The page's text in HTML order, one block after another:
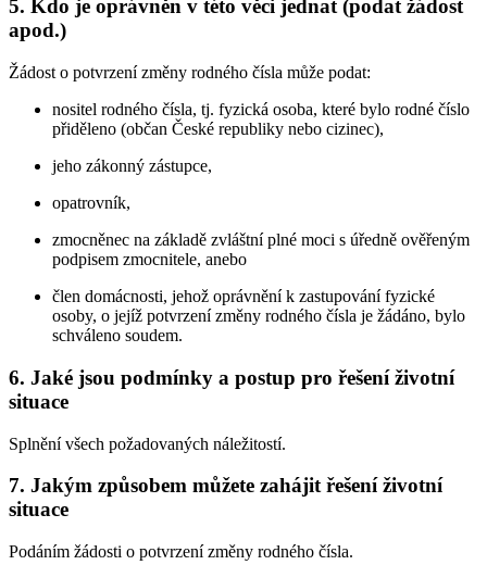
5. Kdo je oprávněn v této věci jednat (podat žádost
apod.)
Žádost o potvrzení změny rodného čísla může podat:
nositel rodného čísla, tj. fyzická osoba, které bylo rodné číslo
přiděleno (občan České republiky nebo cizinec),
jeho zákonný zástupce,
opatrovník,
zmocněnec na základě zvláštní plné moci s úředně ověřeným
podpisem zmocnitele, anebo
člen domácnosti, jehož oprávnění k zastupování fyzické
osoby, o jejíž potvrzení změny rodného čísla je žádáno, bylo
schváleno soudem.
6. Jaké jsou podmínky a postup pro řešení životní
situace
Splnění všech požadovaných náležitostí.
7. Jakým způsobem můžete zahájit řešení životní
situace
Podáním žádosti o potvrzení změny rodného čísla.